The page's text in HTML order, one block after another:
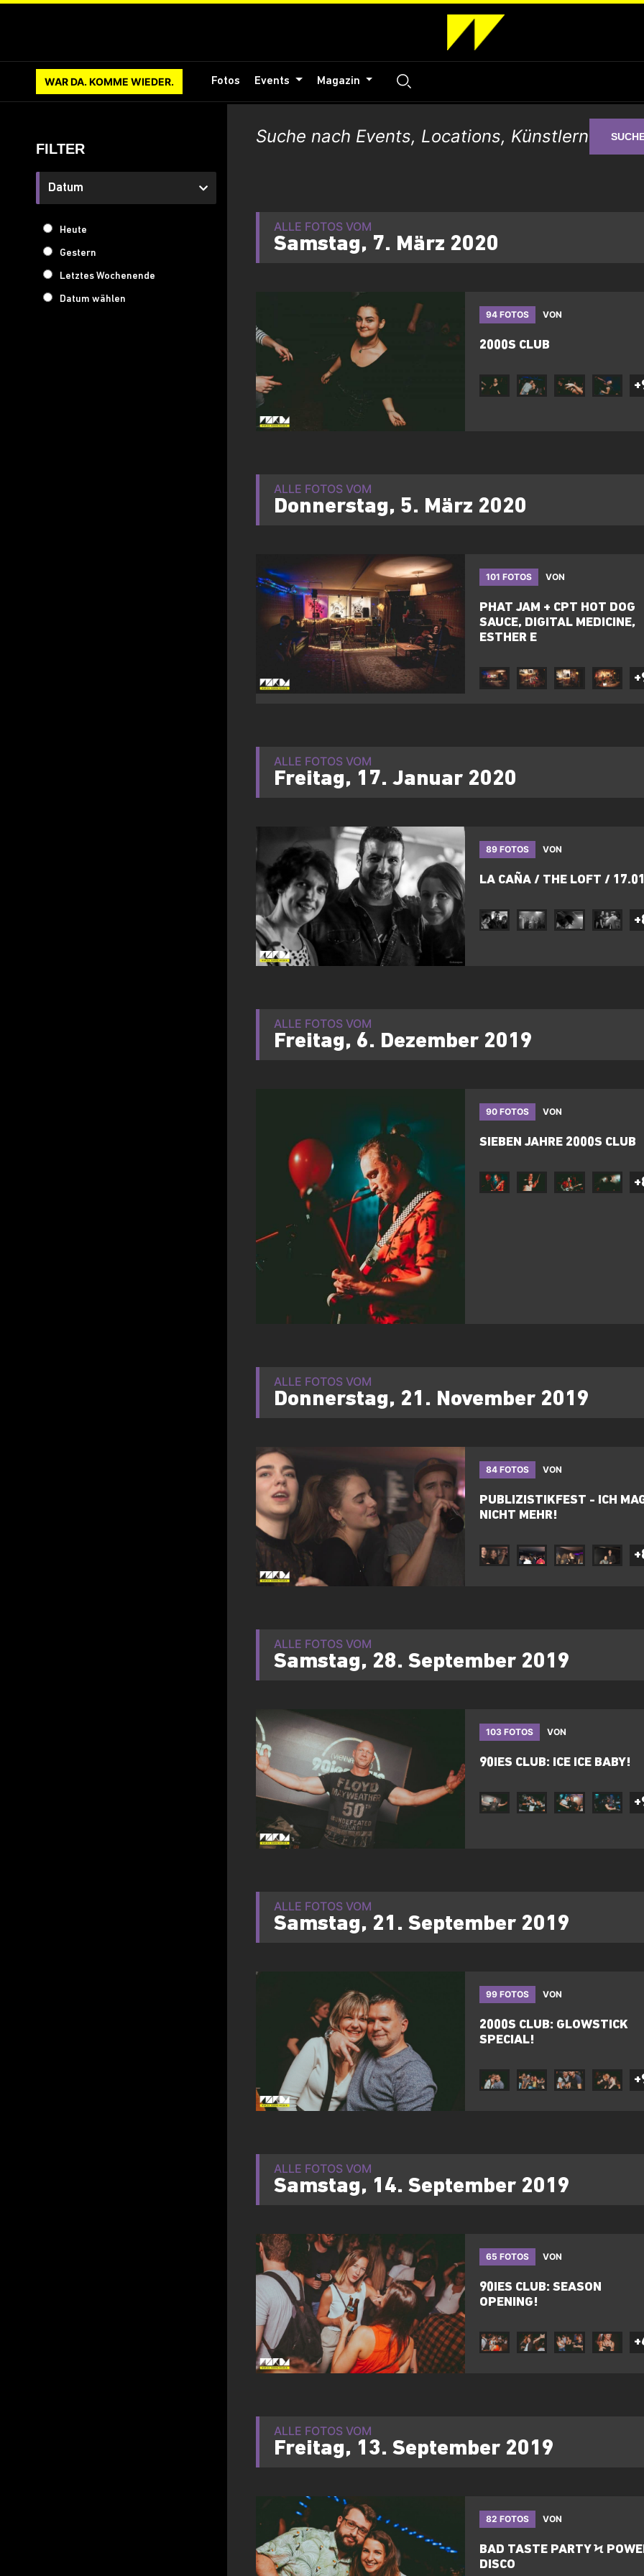
WAR DA. KOMME WIEDER. Fotos Events Magazin
FILTER
Datum
Heute
Gestern
Letztes Wochenende
Datum wählen
ALLE FOTOS VOM
Samstag, 7. März 2020
94 FOTOS VON
2000S CLUB
ALLE FOTOS VOM
Donnerstag, 5. März 2020
101 FOTOS VON
PHAT JAM + CPT HOT DOG
SAUCE, DIGITAL MEDICINE,
ESTHER E
ALLE FOTOS VOM
Freitag, 17. Januar 2020
89 FOTOS VON
LA CAÑA / THE LOFT /
ALLE FOTOS VOM
Freitag, 6. Dezember 2019
90 FOTOS VON
SIEBEN JAHRE 2000S CLUB
ALLE FOTOS VOM
Donnerstag, 21. November 2019
84 FOTOS VON
PUBLIZISTIKFEST - ICH
NICHT MEHR!
ALLE FOTOS VOM
Samstag, 28. September 2019
103 FOTOS VON
​90IES CLUB: ICE ICE BABY!
ALLE FOTOS VOM
Samstag, 21. September 2019
99 FOTOS VON
​2000S CLUB: GLOWSTICK
SPECIAL!
ALLE FOTOS VOM
Samstag, 14. September 2019
65 FOTOS VON
​90IES CLUB: SEASON
OPENING!
ALLE FOTOS VOM
Freitag, 13. September 2019
82 FOTOS VON
​BAD TASTE PARTY Ϟ
DISCO